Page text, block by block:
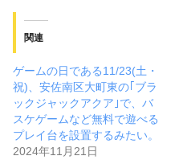
関連
ゲームの日である11/23(土・
祝)、安佐南区大町東の｢ブラ
ックジャックアクア｣で、バ
スケゲームなど無料で遊べる
プレイ台を設置するみたい。
2024年11月21日